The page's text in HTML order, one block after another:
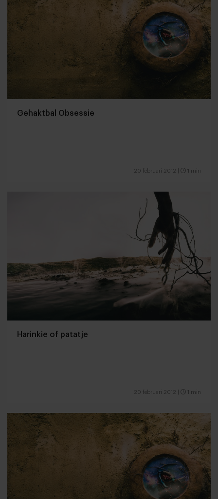
Gehaktbal Obsessie
20 februari 2012 1 min
Harinkie of patatje
20 februari 2012 1 min